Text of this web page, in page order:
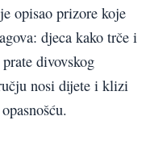
opisao prizore koje
djeca kako trče i
divovskog
nosi dijete i klizi